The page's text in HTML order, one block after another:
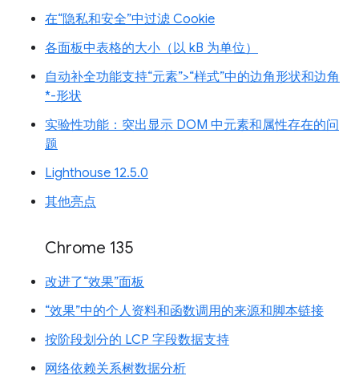
在“隐私和安全”中过滤 Cookie
各面板中表格的大小（以 kB 为单位）
自动补全功能支持“元素”>“样式”中的边角形状和边角
*-形状
实验性功能：突出显示 DOM 中元素和属性存在的问
题
Lighthouse 12.5.0
其他亮点
Chrome 135
改进了“效果”面板
“效果”中的个人资料和函数调用的来源和脚本链接
按阶段划分的 LCP 字段数据支持
网络依赖关系树数据分析